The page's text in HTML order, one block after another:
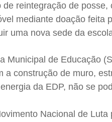
reintegração de
mediante doação feita
uma nova sede da
Municipal de Educação
a construção de muro,
da EDP, não se
Nacional de